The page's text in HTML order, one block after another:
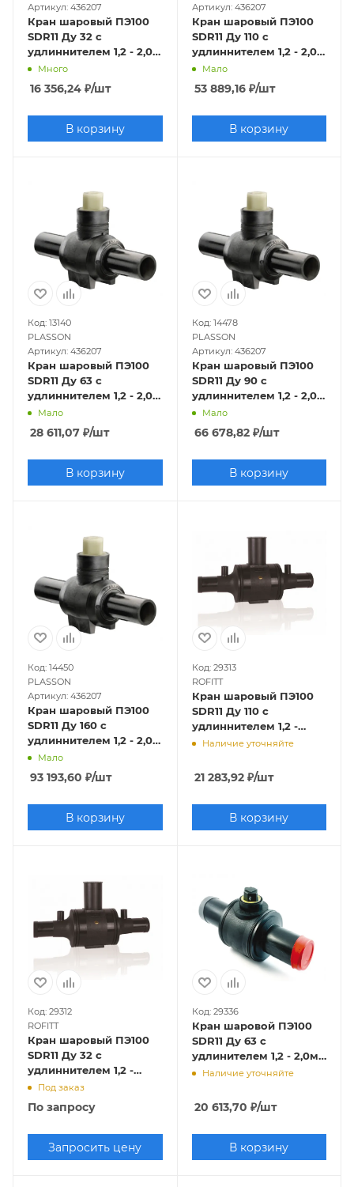
Артикул: 436207
Кран шаровый ПЭ100
SDR11 Ду 32 с
удлиннителем 1,2 - 2,0
м Plasson
Много
16 356,24 ₽/шт
В корзину
Артикул: 436207
Кран шаровый ПЭ100
SDR11 Ду 110 с
удлиннителем 1,2 - 2,0
м Plasson
Мало
53 889,16₽/шт
В корзину
Код: 13140
PLASSON
Артикул: 436207
Кран шаровый ПЭ100
SDR11 Ду 63 с
удлиннителем 1,2 - 2,0
м Plasson
Мало
28 611,07 ₽/шт
В корзину
Код: 14478
PLASSON
Артикул: 436207
Кран шаровый ПЭ100
SDR11 Ду 90 с
удлиннителем 1,2 - 2,0
м Plasson
Мало
66 678,82₽/шт
В корзину
Код: 14450
PLASSON
Артикул: 436207
Кран шаровый ПЭ100
SDR11 Ду 160 с
удлиннителем 1,2 - 2,0
м Plasson
Мало
93 193,60 ₽/шт
В корзину
Код: 29313
ROFITT
Кран шаровый ПЭ100
SDR11 Ду 110 с
удлиннителем 1,2 -
2,0м, SDR 11, ROFITT
Наличие уточняйте
21 283,92₽/шт
В корзину
Код: 29312
ROFITT
Кран шаровый ПЭ100
SDR11 Ду 32 с
удлиннителем 1,2 -
2,0м, SDR 11, ROFITT
Под заказ
По запросу
Запросить цену
Код: 29336
Кран шаровой ПЭ100
SDR11 Ду 63 с
удлинителем 1,2 - 2,0м,
SDR 11,
Наличие уточняйте
20 613,70 ₽/шт
В корзину